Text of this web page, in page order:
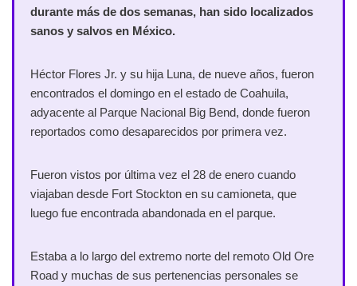
durante más de dos semanas, han sido localizados
sanos y salvos en México.
Héctor Flores Jr. y su hija Luna, de nueve años, fueron
encontrados el domingo en el estado de Coahuila,
adyacente al Parque Nacional Big Bend, donde fueron
reportados como desaparecidos por primera vez.
Fueron vistos por última vez el 28 de enero cuando
viajaban desde Fort Stockton en su camioneta, que
luego fue encontrada abandonada en el parque.
Estaba a lo largo del extremo norte del remoto Old Ore
Road y muchas de sus pertenencias personales se